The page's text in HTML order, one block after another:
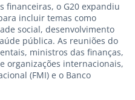
financeiras, o G20 expandiu
incluir temas como
social, desenvolvimento
pública. As reuniões do
ministros das finanças,
organizações internacionais,
(FMI) e o Banco